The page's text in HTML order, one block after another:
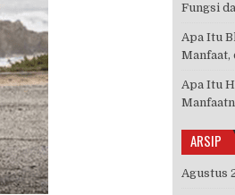
Fungsi
Apa Itu
Manfaat,
Apa Itu
ARSIP
Agustus